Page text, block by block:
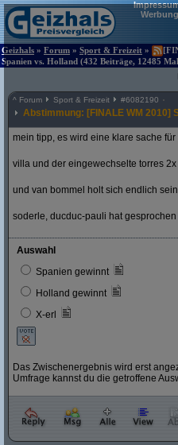
Werbung
Geizhals » Forum » Sport & Freizeit »
Spanien vs. Holland (432 Beiträge, 12485 Mal
^ Forum Sport & Freizeit #6082190
Abstimmung: [FINALE WM 2010]
mein tipp, es wird eine klare sache
villa und der eingewechselte torres
und van bommel holt sich endlich
soderle, ducduc-pauli hat gesprochen
Auswahl
Spanien gewinnt
Holland gewinnt
X-erl
Das Zwischenergebnis wird erst
Umfrage kannst du die getroffene